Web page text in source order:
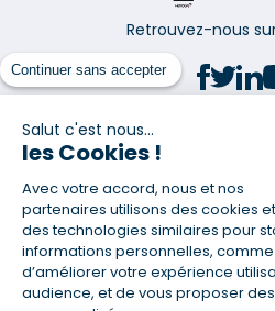
Continuer sans accepter
Salut c'est nous...
les Cookies !
Avec votre accord, nous et nos
partenaires utilisons des cookies et
des technologies similaires pour
informations personnelles,
d’améliorer votre expérience
audience, et de vous proposer
Retrouvez-nous
(1) Taux fixe national hors assurance et
(2) Économie de 65 % pour l'assurance
457,23 € à 0,90 % sur 19,5 ans, accordé
100 % (décès, PTIA, IPP, ITT, IPP) âgé de
salariée non cadre assurée à 100 %
ans et non-fumeur, tous deux sans
14/07/2019, coût de l'assurance
en moyenne contre 64,60 €/mois en